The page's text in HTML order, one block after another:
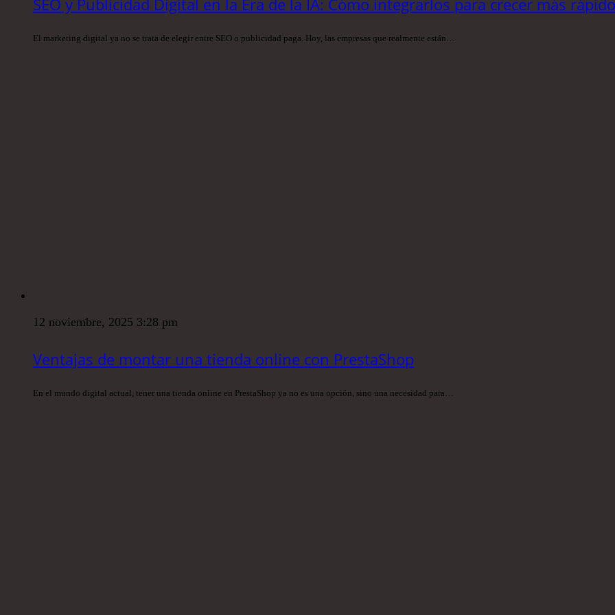
SEO y Publicidad Digital en la Era de la IA: Cómo integrarlos para crecer más
El marketing digital ya no se trata de elegir entre SEO o publicidad paga. Hoy, las empresas que realmente están…
12 noviembre, 2025 3:28 pm
Ventajas de montar una tienda online con PrestaShop
En el mundo digital actual, tener una tienda online en PrestaShop ya no es una opción, sino una necesidad para…